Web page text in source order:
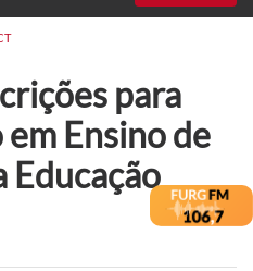
para
Ensino de
Educação